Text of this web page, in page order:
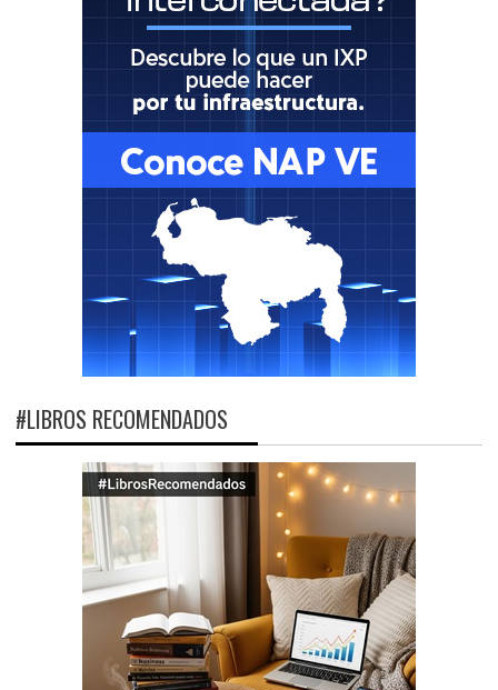
#LIBROS RECOMENDADOS